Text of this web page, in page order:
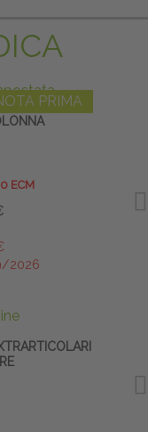
PRIMA
ECM
2026